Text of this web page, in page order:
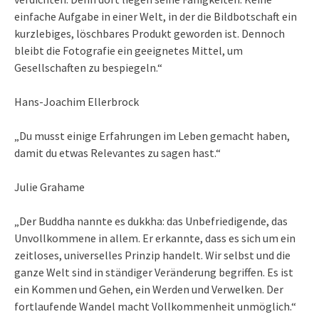
einfache Aufgabe in einer Welt, in der die Bildbotschaft ein
kurzlebiges, löschbares Produkt geworden ist. Dennoch
bleibt die Fotografie ein geeignetes Mittel, um
Gesellschaften zu bespiegeln.“
Hans-Joachim Ellerbrock
„Du musst einige Erfahrungen im Leben gemacht haben,
damit du etwas Relevantes zu sagen hast.“
Julie Grahame
„Der Buddha nannte es dukkha: das Unbefriedigende, das
Unvollkommene in allem. Er erkannte, dass es sich um ein
zeitloses, universelles Prinzip handelt. Wir selbst und die
ganze Welt sind in ständiger Veränderung begriffen. Es ist
ein Kommen und Gehen, ein Werden und Verwelken. Der
fortlaufende Wandel macht Vollkommenheit unmöglich.“